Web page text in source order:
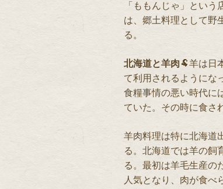
「ももんじゃ」とい
は、郷土料理として野
る。
北海道と羊肉 🐏羊は日
て利用されるようにな
食糧事情の悪い時代に
ていた。その時に食さ
羊肉料理は特に北海道
る。北海道では羊の飼
る。最初は羊毛生産の
人気となり、肉が食べ